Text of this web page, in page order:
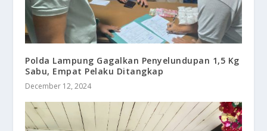
Polda Lampung Gagalkan Penyelundupan 1,5 Kg
Sabu, Empat Pelaku Ditangkap
December 12, 2024